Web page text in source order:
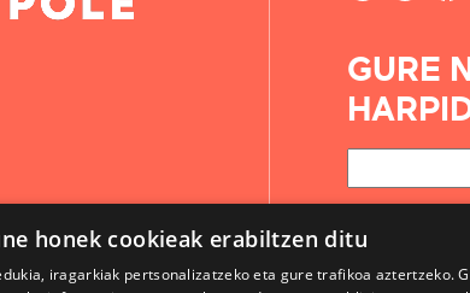
GURE
honek cookieak erabiltzen ditu
iragarkiak pertsonalizatzeko eta gure trafikoa aztertzeko.